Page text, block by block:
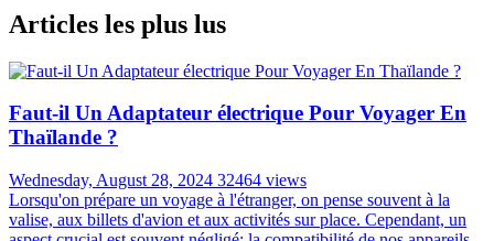
GARANTIE DE REMBOURSEMENT
Nous promettons de vous rembourser au cas où
MEILLEUR RAPPORT